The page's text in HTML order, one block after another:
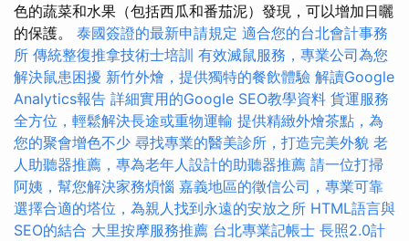
色的蔬菜和水果（包括西瓜和番茄泥）發現，可以增加日曬
的保護。 泰國簽證的最新申請規定 適合您的台北會計事務
所 傳統整復推拿技術士培訓 有效滅鼠服務，專業公司為您
解決鼠患困擾 新竹外燴，提供獨特的餐飲體驗 解讀Google
Analytics報告 詳細實用的Google SEO教學資料 貨運服務
全方位，輕鬆解決長途或重物運輸 提供精緻外燴茶點，為
您的聚會增色不少 尋找專業的醫美診所，打造完美外貌 老
人助聽器推薦，專為老年人設計的助聽器推薦 請一位打掃
阿姨，幫您解決家務煩惱 嘉義地區的徵信公司，專業可靠
選擇合適的塔位，為親人找到永遠的安放之所 HTML語言與
SEO的結合 大里按摩服務推薦 台北專業記帳士 長照2.0計